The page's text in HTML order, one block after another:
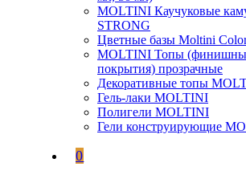
MOLTINI Каучуковые
STRONG
Цветные базы Moltini
MOLTINI Топы
покрытия) прозрачные
Декоративные топы
Гель-лаки MOLTINI
Полигели MOLTINI
Гели конструирующие
0